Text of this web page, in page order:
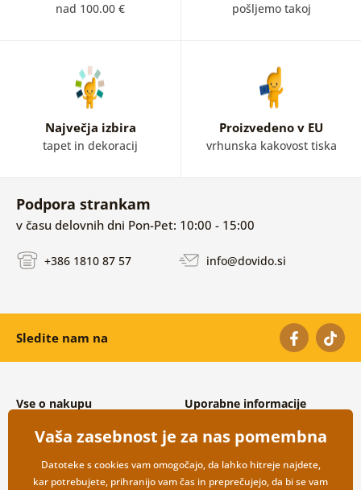
nad 100.00 € pošljemo takoj
Največja izbira
tapet in dekoracij
Proizvedeno v EU
vrhunska kakovost tiska
Podpora strankam
v času delovnih dni Pon-Pet: 10:00 - 15:00
+386 1810 87 57 info@dovido.si
Sledite nam na
Vse o nakupu
Splošni in reklamacijski pogoji
Varovanje osebnih podatkov
Možnosti dostave in plačila
Vračilo blaga
Uporabne informacije
Pogosto zastavljena vprašanja
Kontakti
Veleprodaja
Vaša zasebnost je za nas pomembna
Datoteke s cookies vam omogočajo, da lahko hitreje najdete,
kar potrebujete, prihranijo vam čas in preprečujejo, da bi se vam